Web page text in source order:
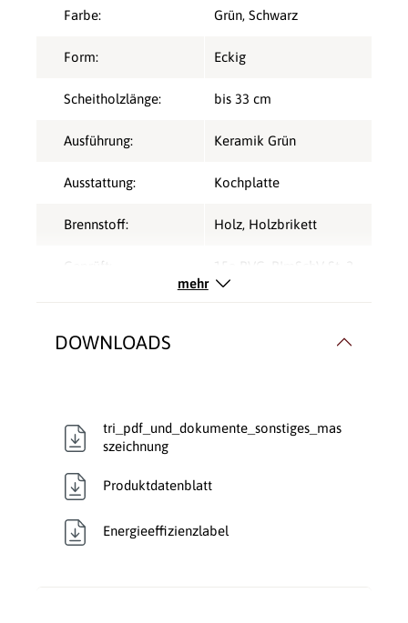
Farbe: Grün, Schwarz
Form: Eckig
Scheitholzlänge: bis 33 cm
Ausführung: Keramik Grün
Ausstattung: Kochplatte
Brennstoff: Holz, Holzbrikett
Geprüft:
ECODESIGN 2022
Nennleistung kW,
Rauchrohranschluss: Hinten , Oben
Speicherofen:
Typ:
mehr
DOWNLOADS
tri_pdf_und_dokumente_sonstiges_mas
szeichnung
Produktdatenblatt
Energieeffizienzlabel